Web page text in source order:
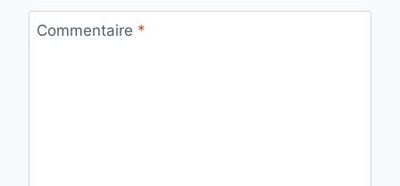
Commentaire *